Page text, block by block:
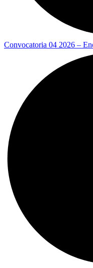
Convocatoria 04 2026 –